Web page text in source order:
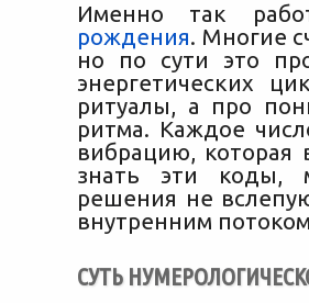
Именно так
рождения. Многие
но по сути это
энергетических
ритуалы, а про
ритма. Каждое
вибрацию,
знать эти коды,
решения не
внутренним
СУТЬ